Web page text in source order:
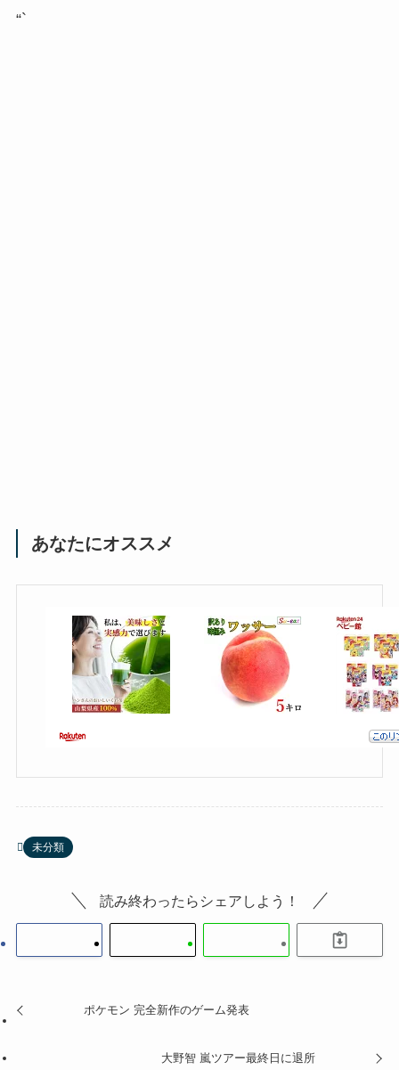
“`
あなたにオススメ
未分類
読み終わったらシェアしよう！
ポケモン 完全新作のゲーム発表
大野智 嵐ツアー最終日に退所